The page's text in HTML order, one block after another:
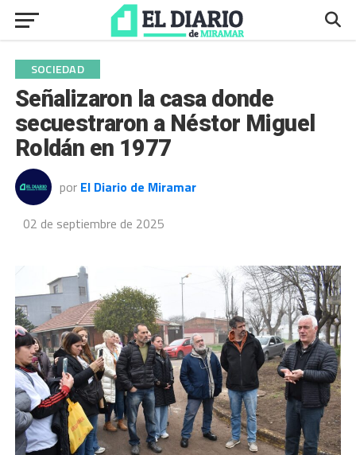
SOCIEDAD
Señalizaron la casa donde
secuestraron a Néstor Miguel
Roldán en 1977
por El Diario de Miramar
02 de septiembre de 2025